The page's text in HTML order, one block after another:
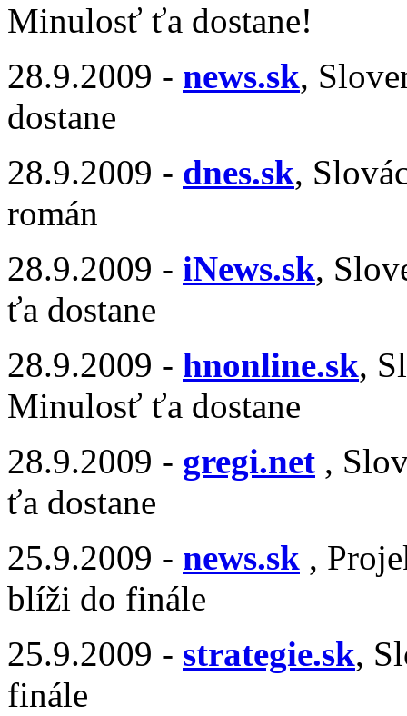
Minulosť ťa dostane!
28.9.2009 - news.sk,
dostane
28.9.2009 - dnes.sk,
román
28.9.2009 - iNews.sk,
ťa dostane
28.9.2009 - hnonline.sk,
Minulosť ťa dostane
28.9.2009 - gregi.net ,
ťa dostane
25.9.2009 - news.sk ,
blíži do finále
25.9.2009 - strategie.sk,
finále